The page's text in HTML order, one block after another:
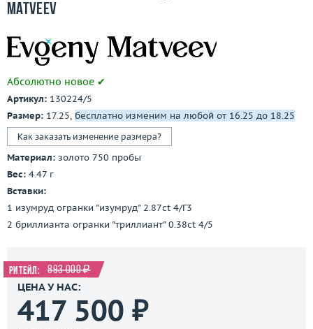
Matveev
Абсолютно новое ✔
Артикул: 130224/5
Размер: 17.25, бесплатно изменим на любой от 16.25 до 18.25
Как заказать изменение размера?
Материал: золото 750 пробы
Вес: 4.47 г
Вставки:
1 изумруд огранки "изумруд" 2.87ct 4/Г3
2 бриллианта огранки "триллиант" 0.38ct 4/5
Ритейл: 893 000 ₽
ЦЕНА У НАС:
417 500 ₽